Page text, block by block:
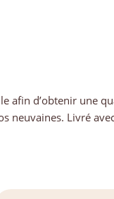
afin d’obtenir une
neuvaines. Livré